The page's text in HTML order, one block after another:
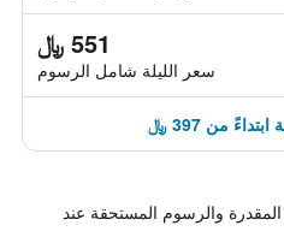
551 ﷼
سعر الليلة شامل الرسوم
والرسوم المستحقة عند